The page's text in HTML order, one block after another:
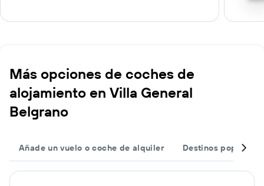
Más opciones de coches de
alojamiento en Villa General
Belgrano
Añade un vuelo o coche de alquiler Destinos populares